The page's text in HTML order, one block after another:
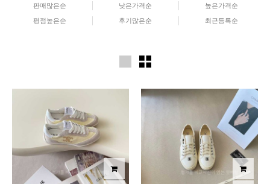
판매많은순 낮은가격순 높은가격순
평점높은순 후기많은순 최근등록순